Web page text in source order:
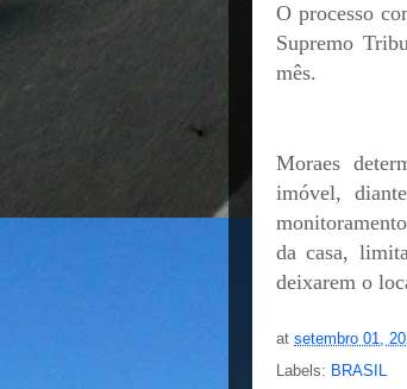
O processo
Supremo
mês.
Moraes
imóvel,
da casa,
deixarem o
at setembro 01,
Labels: BRASIL